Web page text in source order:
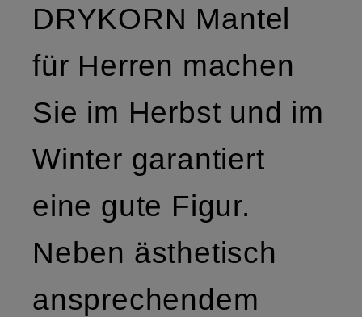
DRYKORN Mantel
für Herren machen
Sie im Herbst und im
Winter garantiert
eine gute Figur.
Neben ästhetisch
ansprechendem